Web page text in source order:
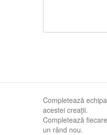
Completează
acestei creații.
Completează
un rând nou.